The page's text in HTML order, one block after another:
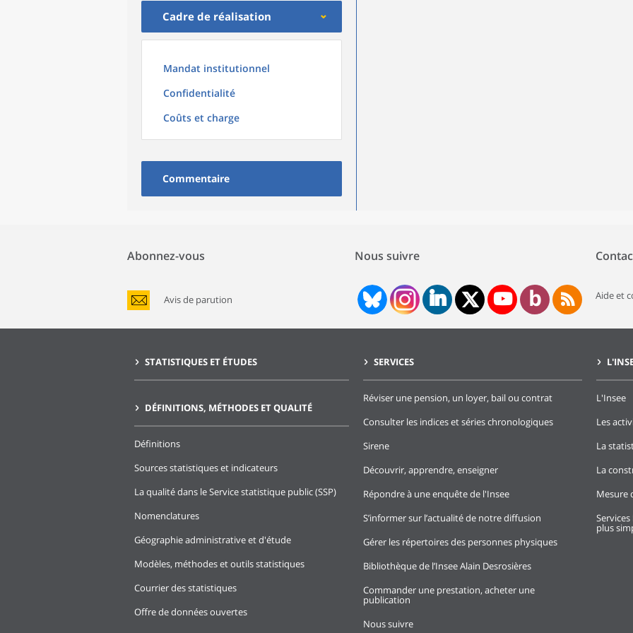
Cadre de réalisation
Mandat institutionnel
Confidentialité
Coûts et charge
Commentaire
Abonnez-vous
Avis de parution
Nous suivre
Aide et
STATISTIQUES ET ÉTUDES
DÉFINITIONS, MÉTHODES ET QUALITÉ
Définitions
Sources statistiques et indicateurs
La qualité dans le Service statistique public (SSP)
Nomenclatures
Géographie administrative et d'étude
Modèles, méthodes et outils statistiques
Courrier des statistiques
Offre de données ouvertes
SERVICES
Réviser une pension, un loyer, bail ou contrat
Consulter les indices et séries chronologiques
Sirene
Découvrir, apprendre, enseigner
Répondre à une enquête de l'Insee
S’informer sur l’actualité de notre diffusion
Gérer les répertoires des personnes physiques
Bibliothèque de l’Insee Alain Desrosières
Commander une prestation, acheter une
publication
Nous suivre
L'Insee
Les
La
La
Mesure
plus